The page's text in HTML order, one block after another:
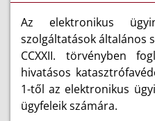
Az elektronikus
szolgáltatások általános
CCXXII. törvényben
hivatásos
1-től az elektronikus
ügyfeleik számára.